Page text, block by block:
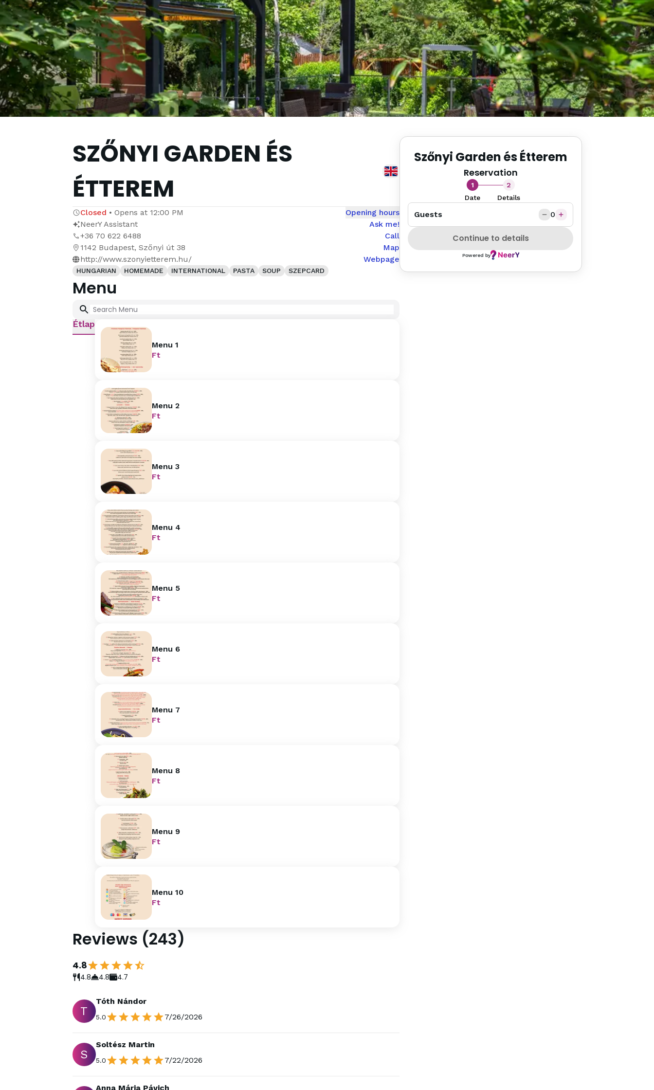
SZŐNYI GARDEN ÉS
ÉTTEREM
Closed • Opens at 12:00 PM
Opening hours
NeerY Assistant
Ask me!
+36 70 622 6488
Call
1142 Budapest, Szőnyi út 38
Map
http://www.szonyietterem.hu/
Webpage
HUNGARIAN HOMEMADE INTERNATIONAL PASTA SOUP SZEPCARD
Menu
Étlap
Menu 1
Ft
Menu 2
Ft
Menu 3
Ft
Menu 4
Ft
Menu 5
Ft
Menu 6
Ft
Menu 7
Ft
Menu 8
Ft
Menu 9
Ft
Menu 10
Ft
Reviews (243)
4.8
4.8 4.8 4.7
T
Tóth Nándor
5.0 7/26/2026
S
Soltész Martin
5.0 7/22/2026
Anna Mária Pávich
Szőnyi Garden és Étterem
Reservation
1
Date
2
Details
Guests 0
Continue to details
Powered by